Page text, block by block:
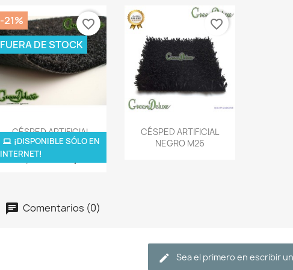
Vista rápida
CÉSPED ARTIFICIAL
NEGRO 12MM
1.523,99 €
¡DISPONIBLE SÓLO EN
INTERNET!
-21%
FUERA DE STOCK
favorite_border
Vista rápida
CÉSPED ARTIFICIAL
NEGRO M26
favorite_border
Comentarios (0)
Sea el primero en escribir